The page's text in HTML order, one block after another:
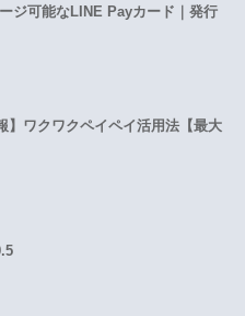
ジ可能なLINE Payカード｜発行
】ワクワクペイペイ活用法【最大